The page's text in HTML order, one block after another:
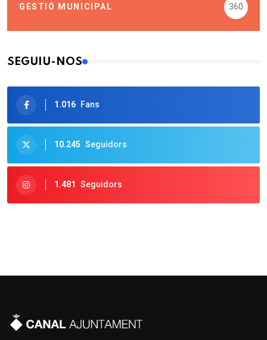
GESTIÓ MUNICIPAL 360
SEGUIU-NOS
1.016 Fans
10.245 Seguidors
1.481 Seguidors